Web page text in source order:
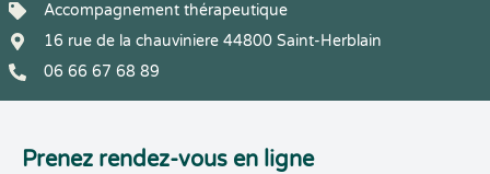
Accompagnement thérapeutique
16 rue de la chauviniere 44800 Saint-Herblain
06 66 67 68 89
Prenez rendez-vous en ligne